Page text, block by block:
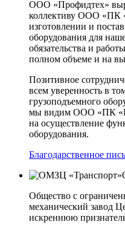
ООО «Профидтех»
коллективу ООО «ПК
изготовлении и
оборудования для
обязательства и
полном объеме и на
Позитивное
всем уверенность в
грузоподъемного
мы видим ООО «ПК
на осуществление
оборудования.
Благодарственное
Общество с
механический завод
искреннюю